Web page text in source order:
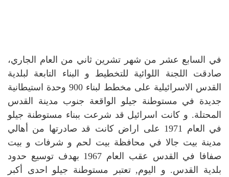
في السابع عشر من شهر تشرين ثاني من العام الجاري،
صادقت اللجنة اللوائية للتخطيط و البناء التابعة لبلدية
القدس الاسرائيلية على مخطط لبناء 900 وحدة استيطانية
جديدة في مستوطنة جيلو الواقعة جنوب مدينة القدس
المحتلة. و كانت اسرائيل قد شرعت ببناء مستوطنة جيلو
في العام 1971 على اراض كانت قد صادرتها من أهالي
مدينة بيت جالا في محافظة بيت لحم و شرفات و بيت
صفافا في القدس عقب العام 1967 بهدف توسيع حدود
بلدية القدس. و اليوم, تعتبر مستوطنة جيلو احدى أكبر